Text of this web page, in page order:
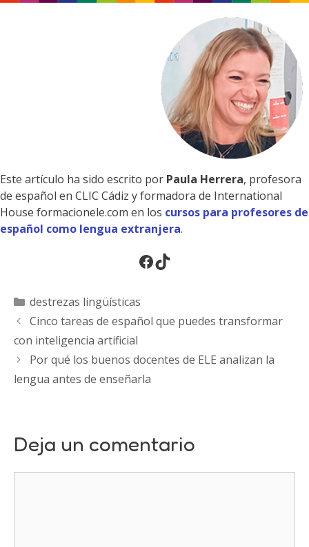
Este artículo ha sido escrito por Paula Herrera, profesora
de español en CLIC Cádiz y formadora de International
House formacionele.com en los cursos para profesores de
español como lengua extranjera.
Facebook TikTok
Categorías
destrezas lingüísticas
Cinco tareas de español que puedes transformar
con inteligencia artificial
Por qué los buenos docentes de ELE analizan la
lengua antes de enseñarla
Deja un comentario